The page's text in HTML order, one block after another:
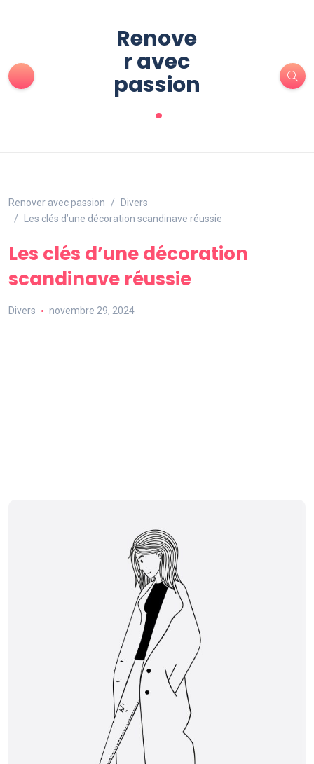
Renove
r avec
passion
.
Renover avec passion
Divers
Les clés d’une décoration scandinave réussie
Les clés d’une décoration
scandinave réussie
Divers novembre 29, 2024